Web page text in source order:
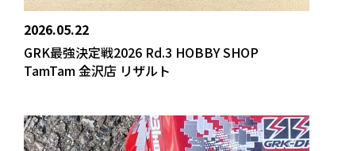
2026.05.22
GRK最強決定戦2026 Rd.3 HOBBY SHOP
TamTam 金沢店 リザルト